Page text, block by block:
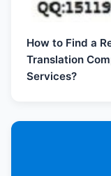
How to Find a
Translation
Services?